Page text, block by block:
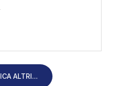
ALTRI...